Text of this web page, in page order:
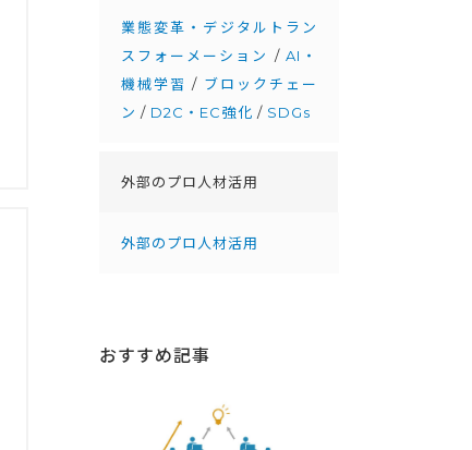
業態変革・デジタルトラン
スフォーメーション / AI・
機械学習 / ブロックチェー
ン / D2C・EC強化 / SDGs
外部のプロ人材活用
外部のプロ人材活用
おすすめ記事